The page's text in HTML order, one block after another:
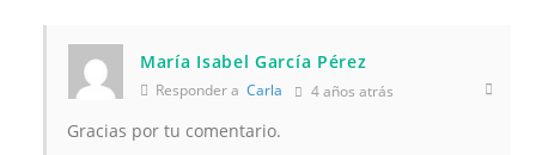
María Isabel García Pérez
Responder a Carla 4 años atrás
Gracias por tu comentario.